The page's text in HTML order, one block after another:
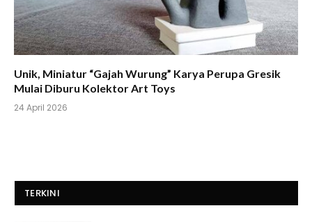
Unik, Miniatur “Gajah Wurung” Karya Perupa Gresik
Mulai Diburu Kolektor Art Toys
24 April 2026
TERKINI